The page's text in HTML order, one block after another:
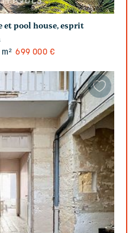
pool house, esprit
m² 699 000 €